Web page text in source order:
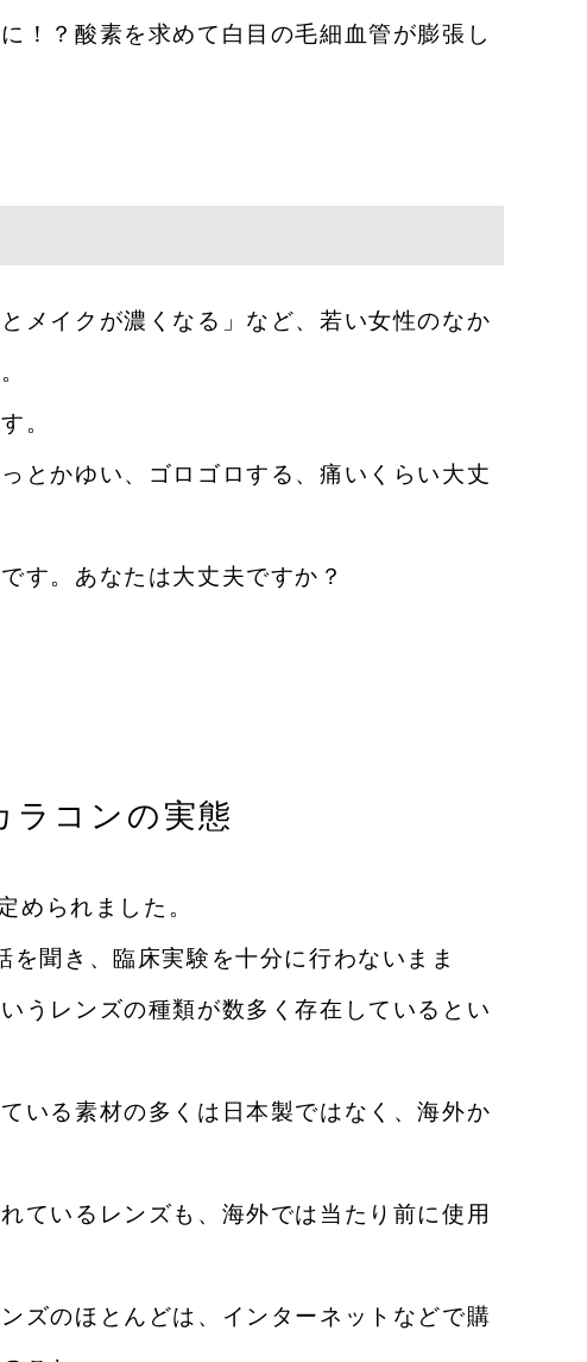
！？酸素を求めて白目の毛細血管が膨張し
メイクが濃くなる」など、 若い女性のなか
。
とかゆい、ゴロゴロする、痛いくらい大丈
す。あなたは大丈夫ですか？
ラコンの実態
められました。
聞き、臨床実験を十分に行わないまま
うレンズの種類が数多く存在しているとい
いる素材の多くは日本製ではなく、海外か
ているレンズも、海外では当たり前に使用
ズのほとんどは、インターネットなどで購